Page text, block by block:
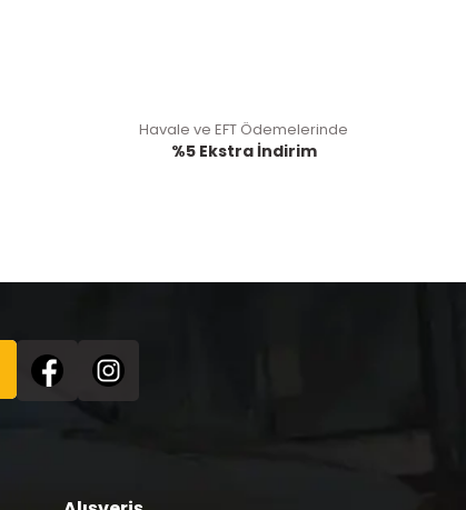
Havale ve EFT Ödemelerinde
%5 Ekstra İndirim